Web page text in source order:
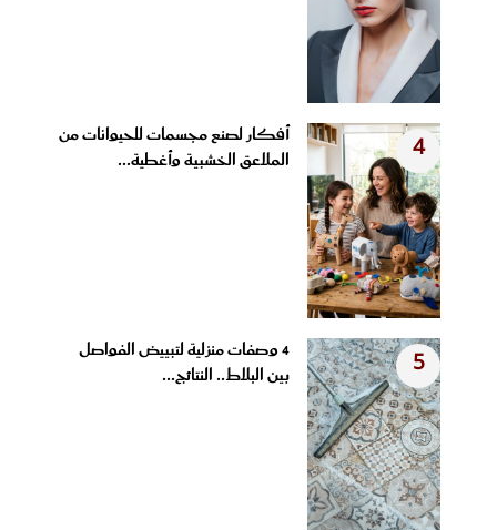
4
أفكار لصنع مجسمات للحيوانات من
الملاعق الخشبية وأغطية...
5
4 وصفات منزلية لتبييض الفواصل
بين البلاط.. النتائج...